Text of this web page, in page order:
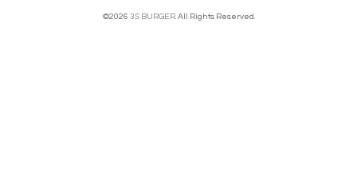
©2026 3S BURGER. All Rights Reserved.